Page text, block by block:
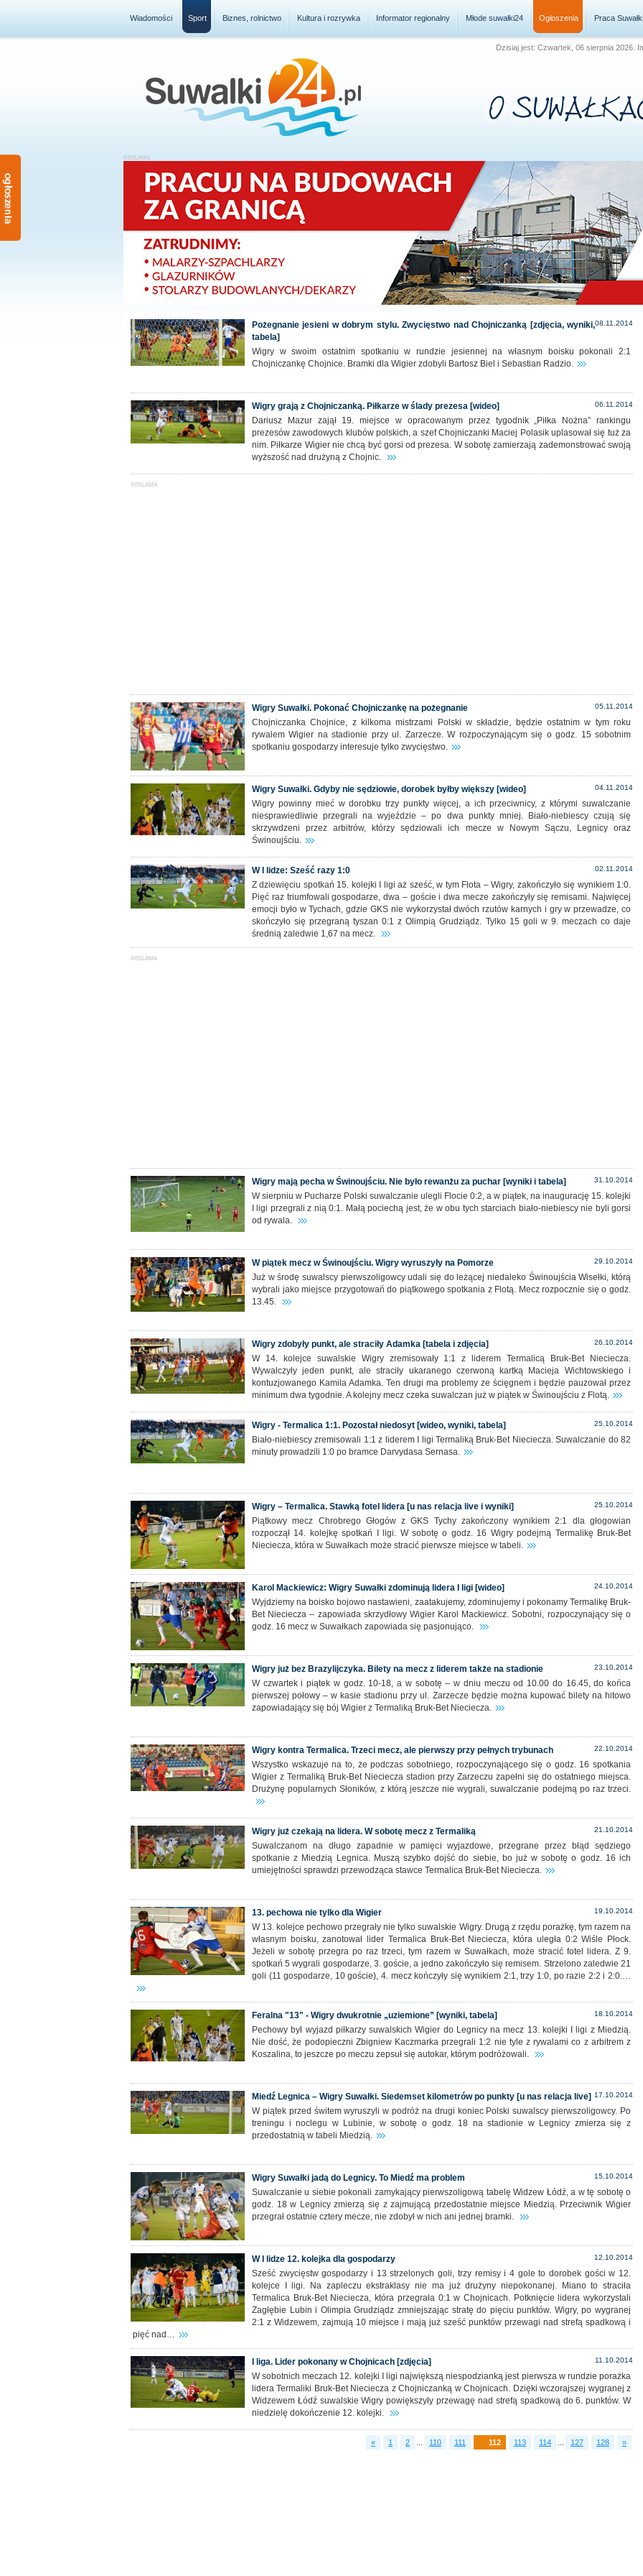
Wiadomości Sport Biznes, rolnictwo Kultura i rozrywka Informator regionalny Młode suwałki24 Ogłoszenia Praca Suwałki
Dzisiaj jest: Czwartek, 06 sierpnia 2026.
08.11.2014
Pożegnanie jesieni w dobrym stylu. Zwycięstwo nad Chojniczanką [zdjęcia, wyniki,
tabela]
Wigry w swoim ostatnim spotkaniu w rundzie jesiennej na własnym boisku pokonali 2:1
Chojniczankę Chojnice. Bramki dla Wigier zdobyli Bartosz Biel i Sebastian Radzio.
06.11.2014
Wigry grają z Chojniczanką. Piłkarze w ślady prezesa [wideo]
Dariusz Mazur zajął 19. miejsce w opracowanym przez tygodnik „Piłka Nożna” rankingu
prezesów zawodowych klubów polskich, a szef Chojniczanki Maciej Polasik uplasował się tuż za
nim. Piłkarze Wigier nie chcą być gorsi od prezesa. W sobotę zamierzają zademonstrować swoją
wyższość nad drużyną z Chojnic.
05.11.2014
Wigry Suwałki. Pokonać Chojniczankę na pożegnanie
Chojniczanka Chojnice, z kilkoma mistrzami Polski w składzie, będzie ostatnim w tym roku
rywalem Wigier na stadionie przy ul. Zarzecze. W rozpoczynającym się o godz. 15 sobotnim
spotkaniu gospodarzy interesuje tylko zwycięstwo.
04.11.2014
Wigry Suwałki. Gdyby nie sędziowie, dorobek byłby większy [wideo]
Wigry powinny mieć w dorobku trzy punkty więcej, a ich przeciwnicy, z którymi suwalczanie
niesprawiedliwie przegrali na wyjeździe – po dwa punkty mniej. Biało-niebiescy czują się
skrzywdzeni przez arbitrów, którzy sędziowali ich mecze w Nowym Sączu, Legnicy oraz
Świnoujściu.
02.11.2014
W I lidze: Sześć razy 1:0
Z dziewięciu spotkań 15. kolejki I ligi aż sześć, w tym Flota – Wigry, zakończyło się wynikiem 1:0.
Pięć raz triumfowali gospodarze, dwa – goście i dwa mecze zakończyły się remisami. Najwięcej
emocji było w Tychach, gdzie GKS nie wykorzystał dwóch rzutów karnych i gry w przewadze, co
skończyło się przegraną tyszan 0:1 z Olimpią Grudziądz. Tylko 15 goli w 9. meczach co daje
średnią zaledwie 1,67 na mecz.
31.10.2014
Wigry mają pecha w Świnoujściu. Nie było rewanżu za puchar [wyniki i tabela]
W sierpniu w Pucharze Polski suwalczanie ulegli Flocie 0:2, a w piątek, na inaugurację 15. kolejki
I ligi przegrali z nią 0:1. Małą pociechą jest, że w obu tych starciach biało-niebiescy nie byli gorsi
od rywala.
29.10.2014
W piątek mecz w Świnoujściu. Wigry wyruszyły na Pomorze
Już w środę suwalscy pierwszoligowcy udali się do leżącej niedaleko Świnoujścia Wisełki, którą
wybrali jako miejsce przygotowań do piątkowego spotkania z Flotą. Mecz rozpocznie się o godz.
13.45.
26.10.2014
Wigry zdobyły punkt, ale straciły Adamka [tabela i zdjęcia]
W 14. kolejce suwalskie Wigry zremisowały 1:1 z liderem Termalicą Bruk-Bet Nieciecza.
Wywalczyły jeden punkt, ale straciły ukaranego czerwoną kartką Macieja Wichtowskiego i
kontuzjowanego Kamila Adamka. Ten drugi ma problemy ze ścięgnem i będzie pauzował przez
minimum dwa tygodnie. A kolejny mecz czeka suwalczan już w piątek w Świnoujściu z Flotą.
25.10.2014
Wigry - Termalica 1:1. Pozostał niedosyt [wideo, wyniki, tabela]
Biało-niebiescy zremisowali 1:1 z liderem I ligi Termaliką Bruk-Bet Nieciecza. Suwalczanie do 82
minuty prowadzili 1:0 po bramce Darvydasa Sernasa.
25.10.2014
Wigry – Termalica. Stawką fotel lidera [u nas relacja live i wyniki]
Piątkowy mecz Chrobrego Głogów z GKS Tychy zakończony wynikiem 2:1 dla głogowian
rozpoczął 14. kolejkę spotkań I ligi. W sobotę o godz. 16 Wigry podejmą Termalikę Bruk-Bet
Nieciecza, która w Suwałkach może stracić pierwsze miejsce w tabeli.
24.10.2014
Karol Mackiewicz: Wigry Suwałki zdominują lidera I ligi [wideo]
Wyjdziemy na boisko bojowo nastawieni, zaatakujemy, zdominujemy i pokonamy Termalikę Bruk-
Bet Nieciecza – zapowiada skrzydłowy Wigier Karol Mackiewicz. Sobotni, rozpoczynający się o
godz. 16 mecz w Suwałkach zapowiada się pasjonująco.
23.10.2014
Wigry już bez Brazylijczyka. Bilety na mecz z liderem także na stadionie
W czwartek i piątek w godz. 10-18, a w sobotę – w dniu meczu od 10.00 do 16.45, do końca
pierwszej połowy – w kasie stadionu przy ul. Zarzecze będzie można kupować bilety na hitowo
zapowiadający się bój Wigier z Termaliką Bruk-Bet Nieciecza.
22.10.2014
Wigry kontra Termalica. Trzeci mecz, ale pierwszy przy pełnych trybunach
Wszystko wskazuje na to, że podczas sobotniego, rozpoczynającego się o godz. 16 spotkania
Wigier z Termaliką Bruk-Bet Nieciecza stadion przy Zarzeczu zapełni się do ostatniego miejsca.
Drużynę popularnych Słoników, z którą jeszcze nie wygrali, suwalczanie podejmą po raz trzeci.
21.10.2014
Wigry już czekają na lidera. W sobotę mecz z Termaliką
Suwalczanom na długo zapadnie w pamięci wyjazdowe, przegrane przez błąd sędziego
spotkanie z Miedzią Legnica. Muszą szybko dojść do siebie, bo już w sobotę o godz. 16 ich
umiejętności sprawdzi przewodząca stawce Termalica Bruk-Bet Nieciecza.
19.10.2014
13. pechowa nie tylko dla Wigier
W 13. kolejce pechowo przegrały nie tylko suwalskie Wigry. Drugą z rzędu porażkę, tym razem na
własnym boisku, zanotował lider Termalica Bruk-Bet Nieciecza, która uległa 0:2 Wiśle Płock.
Jeżeli w sobotę przegra po raz trzeci, tym razem w Suwałkach, może stracić fotel lidera. Z 9.
spotkań 5 wygrali gospodarze, 3. goście, a jedno zakończyło się remisem. Strzelono zaledwie 21
goli (11 gospodarze, 10 goście), 4. mecz kończyły się wynikiem 2:1, trzy 1:0, po razie 2:2 i 2:0.…
18.10.2014
Feralna "13" - Wigry dwukrotnie „uziemione” [wyniki, tabela]
Pechowy był wyjazd piłkarzy suwalskich Wigier do Legnicy na mecz 13. kolejki I ligi z Miedzią.
Nie dość, że podopieczni Zbigniew Kaczmarka przegrali 1:2 nie tyle z rywalami co z arbitrem z
Koszalina, to jeszcze po meczu zepsuł się autokar, którym podróżowali.
17.10.2014
Miedź Legnica – Wigry Suwałki. Siedemset kilometrów po punkty [u nas relacja live]
W piątek przed świtem wyruszyli w podróż na drugi koniec Polski suwalscy pierwszoligowcy. Po
treningu i noclegu w Lubinie, w sobotę o godz. 18 na stadionie w Legnicy zmierza się z
przedostatnią w tabeli Miedzią.
15.10.2014
Wigry Suwałki jadą do Legnicy. To Miedź ma problem
Suwalczanie u siebie pokonali zamykający pierwszoligową tabelę Widzew Łódź, a w tę sobotę o
godz. 18 w Legnicy zmierzą się z zajmującą przedostatnie miejsce Miedzią. Przeciwnik Wigier
przegrał ostatnie cztery mecze, nie zdobył w nich ani jednej bramki.
12.10.2014
W I lidze 12. kolejka dla gospodarzy
Sześć zwycięstw gospodarzy i 13 strzelonych goli, trzy remisy i 4 gole to dorobek gości w 12.
kolejce I ligi. Na zapleczu ekstraklasy nie ma już drużyny niepokonanej. Miano to straciła
Termalica Bruk-Bet Nieciecza, która przegrała 0:1 w Chojnicach. Potknięcie lidera wykorzystali
Zagłębie Lubin i Olimpia Grudziądz zmniejszając stratę do pięciu punktów. Wigry, po wygranej
2:1 z Widzewem, zajmują 10 miejsce i mają już sześć punktów przewagi nad strefą spadkową i
pięć nad…
11.10.2014
I liga. Lider pokonany w Chojnicach [zdjęcia]
W sobotnich meczach 12. kolejki I ligi największą niespodzianką jest pierwsza w rundzie porażka
lidera Termaliki Bruk-Bet Nieciecza z Chojniczanką w Chojnicach. Dzięki wczorajszej wygranej z
Widzewem Łódź suwalskie Wigry powiększyły przewagę nad strefą spadkową do 6. punktów. W
niedzielę dokończenie 12. kolejki.
« 1 2 ... 110 111 112 113 114 ... 127 128 »